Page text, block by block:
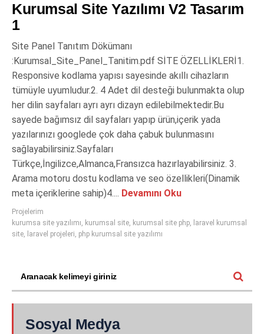
Kurumsal Site Yazılımı V2 Tasarım
1
Site Panel Tanıtım Dökümanı
:Kurumsal_Site_Panel_Tanitim.pdf SİTE ÖZELLİKLERİ1.
Responsive kodlama yapısı sayesinde akıllı cihazların
tümüyle uyumludur.2. 4 Adet dil desteği bulunmakta olup
her dilin sayfaları ayrı ayrı dizayn edilebilmektedir.Bu
sayede bağımsız dil sayfaları yapıp ürün,içerik yada
yazılarınızı googlede çok daha çabuk bulunmasını
sağlayabilirsiniz.Sayfaları
Türkçe,İngilizce,Almanca,Fransızca hazırlayabilirsiniz. 3.
Arama motoru dostu kodlama ve seo özellikleri(Dinamik
meta içeriklerine sahip)4.... Devamını Oku
Projelerim
kurumsa site yazılımı, kurumsal site, kurumsal site php, laravel kurumsal
site, laravel projeleri, php kurumsal site yazılımı
Sosyal Medya